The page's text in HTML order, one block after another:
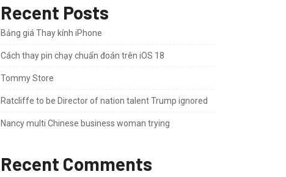
Recent Posts
Bảng giá Thay kính iPhone
Cách thay pin chạy chuẩn đoán trên iOS 18
Tommy Store
Ratcliffe to be Director of nation talent Trump ignored
Nancy multi Chinese business woman trying
Recent Comments